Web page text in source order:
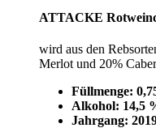
ATTACKE
wird aus den
Merlot und 20%
Füllmenge:
Alkohol: 14,5
Jahrgang: